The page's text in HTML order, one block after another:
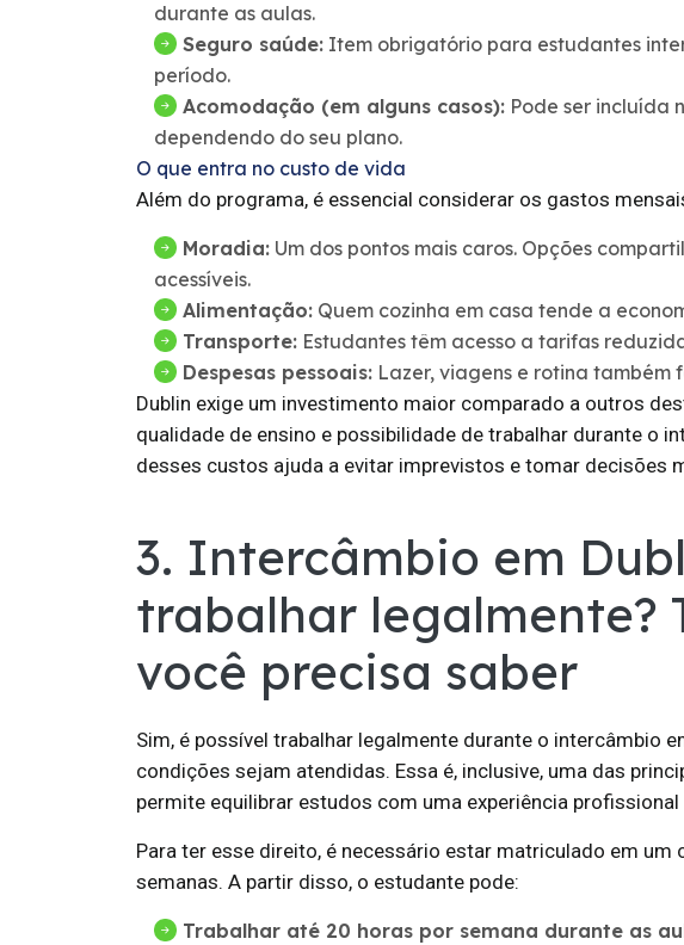
durante as aulas.
Seguro saúde: Item obrigatório para estudantes
período.
Acomodação (em alguns casos): Pode ser incluída
dependendo do seu plano.
O que entra no custo de vida
Além do programa, é essencial considerar os gastos
Moradia: Um dos pontos mais caros. Opções
acessíveis.
Alimentação: Quem cozinha em casa tende a
Transporte: Estudantes têm acesso a tarifas
Despesas pessoais: Lazer, viagens e rotina
Dublin exige um investimento maior comparado a outros
qualidade de ensino e possibilidade de trabalhar durante o
desses custos ajuda a evitar imprevistos e tomar decisões
3. Intercâmbio em
trabalhar legalmente?
você precisa saber
Sim, é possível trabalhar legalmente durante o intercâmbio
condições sejam atendidas. Essa é, inclusive, uma das
permite equilibrar estudos com uma experiência profissional
Para ter esse direito, é necessário estar matriculado em
semanas. A partir disso, o estudante pode:
Trabalhar até 20 horas por semana durante as